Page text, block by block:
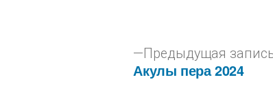
Предыдущая
Акулы пера 2024